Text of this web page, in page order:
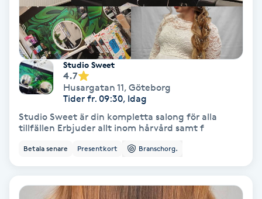
Celluliter
Coachning
Color correction
Cryoterapi
Studio Sweet
4.7
Husargatan 11, Göteborg
Tider fr. 09:30, Idag
Studio Sweet är din kompletta salong för alla
tillfällen Erbjuder allt inom hårvård samt f
Betala senare Presentkort Branschorg.